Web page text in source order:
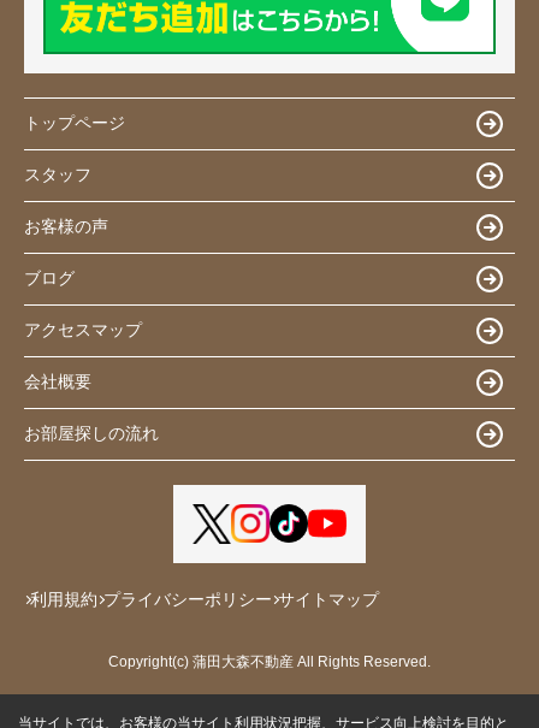
トップページ
スタッフ
お客様の声
ブログ
アクセスマップ
会社概要
お部屋探しの流れ
利用規約 プライバシーポリシー サイトマップ
Copyright(c) 蒲田大森不動産 All Rights Reserved.
当サイトでは、お客様の当サイト利用状況把握、サービス向上検討を目的と